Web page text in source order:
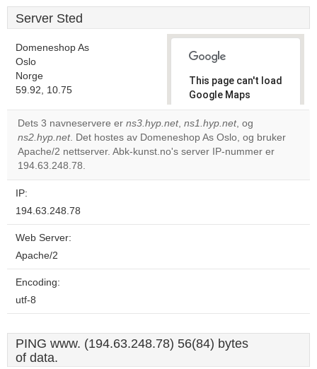
Server Sted
Domeneshop As
Oslo
Norge
59.92, 10.75
This page can't load
Google Maps
correctly.
Do you
own this
OK
Dets 3 navneservere er ns3.hyp.net, ns1.hyp.net, og
ns2.hyp.net. Det hostes av Domeneshop As Oslo, og bruker
Apache/2 nettserver. Abk-kunst.no's server IP-nummer er
194.63.248.78.
IP:
194.63.248.78
Web Server:
Apache/2
Encoding:
utf-8
PING www. (194.63.248.78) 56(84) bytes
of data.